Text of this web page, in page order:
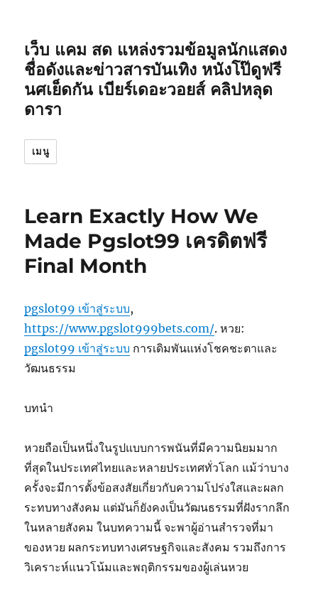
เว็บ แคม สด แหล่งรวมข้อมูลนักแสดง
ชื่อดังและข่าวสารบันเทิง หนังโป๊ดูฟรี
นศเย็ดกัน เบียร์เดอะวอยส์ คลิปหลุด
ดารา
เมนู
Learn Exactly How We
Made Pgslot99 เครดิตฟรี
Final Month
pgslot99 เข้าสู่ระบบ,
https://www.pgslot999bets.com/. หวย:
pgslot99 เข้าสู่ระบบ การเดิมพันแห่งโชคชะตาและ
วัฒนธรรม
บทนำ
หวยถือเป็นหนึ่งในรูปแบบการพนันที่มีความนิยมมาก
ที่สุดในประเทศไทยและหลายประเทศทั่วโลก แม้ว่าบาง
ครั้งจะมีการตั้งข้อสงสัยเกี่ยวกับความโปร่งใสและผลก
ระทบทางสังคม แต่มันก็ยังคงเป็นวัฒนธรรมที่ฝังรากลึก
ในหลายสังคม ในบทความนี้ จะพาผู้อ่านสำรวจที่มา
ของหวย ผลกระทบทางเศรษฐกิจและสังคม รวมถึงการ
วิเคราะห์แนวโน้มและพฤติกรรมของผู้เล่นหวย